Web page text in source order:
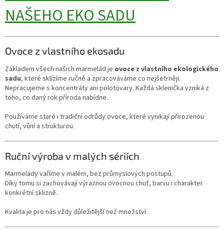
NAŠEHO EKO SADU
Ovoce z vlastního ekosadu
Základem všech našich marmelád je ovoce z vlastního ekologického
sadu, které sklízíme ručně a zpracováváme co nejšetrněji.
Nepracujeme s koncentráty ani polotovary. Každá sklenička vzniká z
toho, co daný rok příroda nabídne.
Používáme staré i tradiční odrůdy ovoce, které vynikají přirozenou
chutí, vůní a strukturou.
Ruční výroba v malých sériích
Marmelády vaříme v malém, bez průmyslových postupů.
Díky tomu si zachovávají výraznou ovocnou chuť, barvu i charakter
konkrétní sklizně.
Kvalita je pro nás vždy důležitější než množství.